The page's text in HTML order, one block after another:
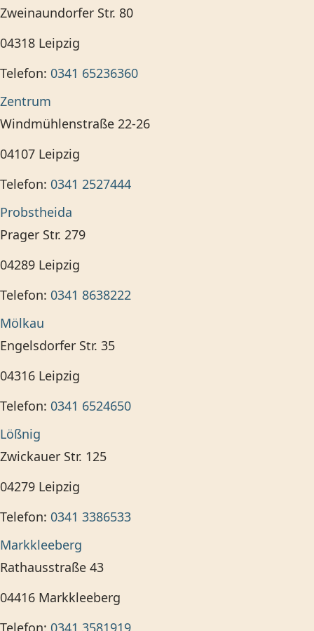
Zweinaundorfer Str. 80
04318 Leipzig
Telefon: 0341 65236360
Zentrum
Windmühlenstraße 22-26
04107 Leipzig
Telefon: 0341 2527444
Probstheida
Prager Str. 279
04289 Leipzig
Telefon: 0341 8638222
Mölkau
Engelsdorfer Str. 35
04316 Leipzig
Telefon: 0341 6524650
Lößnig
Zwickauer Str. 125
04279 Leipzig
Telefon: 0341 3386533
Markkleeberg
Rathausstraße 43
04416 Markkleeberg